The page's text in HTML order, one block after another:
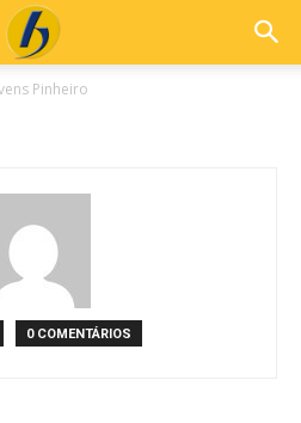
Pinheiro
0 COMENTÁRIOS